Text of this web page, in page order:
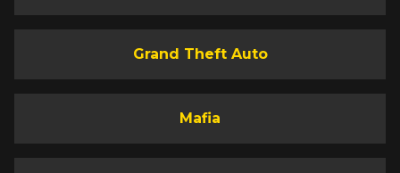
Grand Theft Auto
Mafia